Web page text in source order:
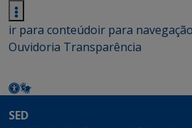
ir para conteúdoir para navegação
Ouvidoria Transparência
SED